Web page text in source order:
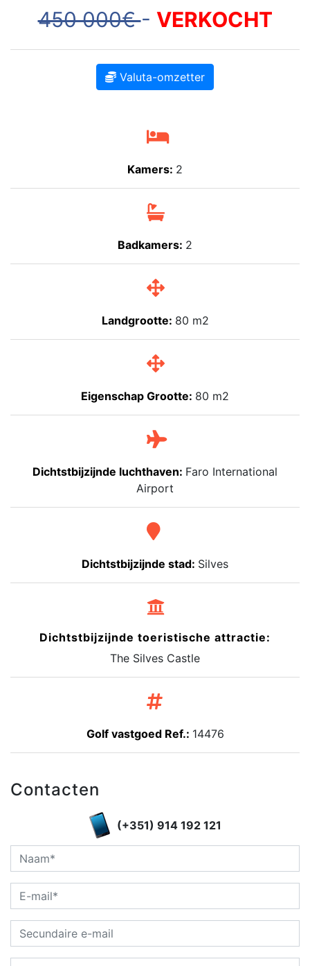
450 000€- VERKOCHT
Valuta-omzetter
Kamers: 2
Badkamers: 2
Landgrootte: 80 m2
Eigenschap Grootte: 80 m2
Dichtstbijzijnde luchthaven: Faro International
Airport
Dichtstbijzijnde stad: Silves
Dichtstbijzijnde toeristische attractie:
The Silves Castle
Golf vastgoed Ref.: 14476
Contacten
(+351) 914 192 121